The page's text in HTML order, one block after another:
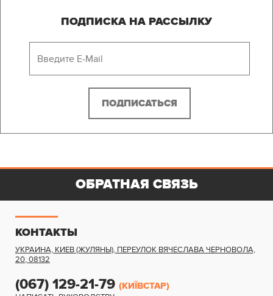
ПОДПИСКА НА РАССЫЛКУ
КОНТАКТЫ
УКРАИНА, КИЕВ (ЖУЛЯНЫ), ПЕРЕУЛОК ВЯЧЕСЛАВА ЧЕРНОВОЛА,
20,08132
(067) 129-21-79 (КИЇВСТАР)
ОБРАТНАЯ СВЯЗЬ